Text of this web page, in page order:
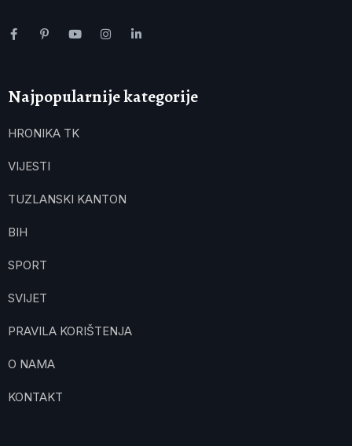
Najpopularnije kategorije
HRONIKA TK
VIJESTI
TUZLANSKI KANTON
BIH
SPORT
SVIJET
PRAVILA KORIŠTENJA
O NAMA
KONTAKT